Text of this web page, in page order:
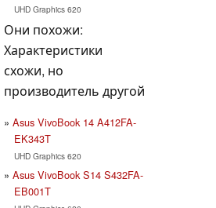
UHD Graphics 620
Они похожи:
Характеристики
схожи, но
производитель другой
Asus VivoBook 14 A412FA-
EK343T
UHD Graphics 620
Asus VivoBook S14 S432FA-
EB001T